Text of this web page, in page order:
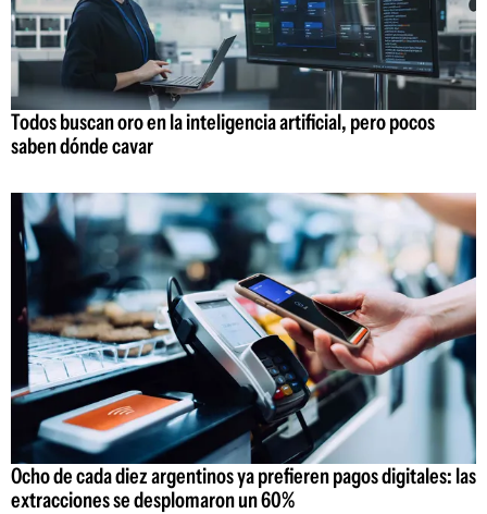
Todos buscan oro en la inteligencia artificial, pero pocos
saben dónde cavar
Ocho de cada diez argentinos ya prefieren pagos digitales: las
extracciones se desplomaron un 60%